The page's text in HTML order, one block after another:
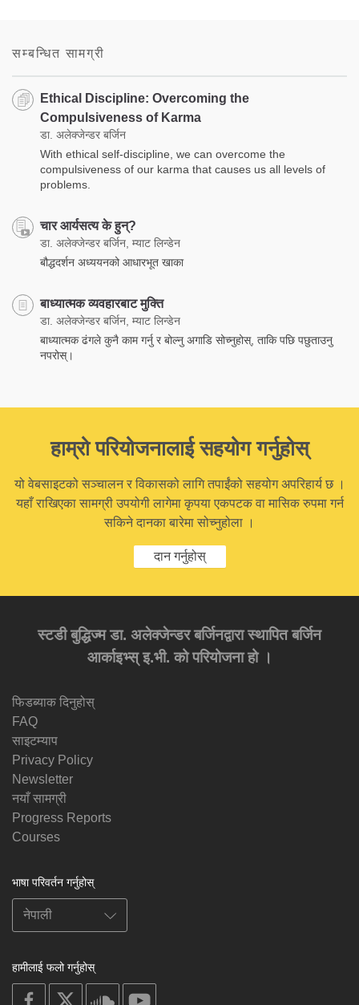
सम्बन्धित सामग्री
Ethical Discipline: Overcoming the
Compulsiveness of Karma
डा. अलेक्जेन्डर बर्जिन
With ethical self-discipline, we can overcome the
compulsiveness of our karma that causes us all levels of
problems.
चार आर्यसत्य के हुन्?
डा. अलेक्जेन्डर बर्जिन, म्याट लिन्डेन
बौद्धदर्शन अध्ययनको आधारभूत खाका
बाध्यात्मक व्यवहारबाट मुक्ति
डा. अलेक्जेन्डर बर्जिन, म्याट लिन्डेन
बाध्यात्मक ढंगले कुनै काम गर्नु र बोल्नु अगाडि सोच्नुहोस्, ताकि पछि पछुताउनु
नपरोस्।
हाम्रो परियोजनालाई सहयोग गर्नुहोस्
यो वेबसाइटको सञ्चालन र विकासको लागि तपाईंको सहयोग अपरिहार्य छ ।
यहाँ राखिएका सामग्री उपयोगी लागेमा कृपया एकपटक वा मासिक रुपमा गर्न
सकिने दानका बारेमा सोच्नुहोला ।
दान गर्नुहोस्
स्टडी बुद्धिज्म डा. अलेक्जेन्डर बर्जिनद्वारा स्थापित बर्जिन
आर्काइभ्स् इ.भी. को परियोजना हो ।
फिडब्याक दिनुहोस्
FAQ
साइटम्याप
Privacy Policy
Newsletter
नयाँ सामग्री
Progress Reports
Courses
भाषा परिवर्तन गर्नुहोस्
हामीलाई फलो गर्नुहोस्
on